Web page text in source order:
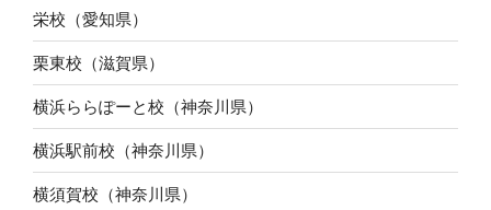
栄校（愛知県）
栗東校（滋賀県）
横浜ららぽーと校（神奈川県）
横浜駅前校（神奈川県）
横須賀校（神奈川県）